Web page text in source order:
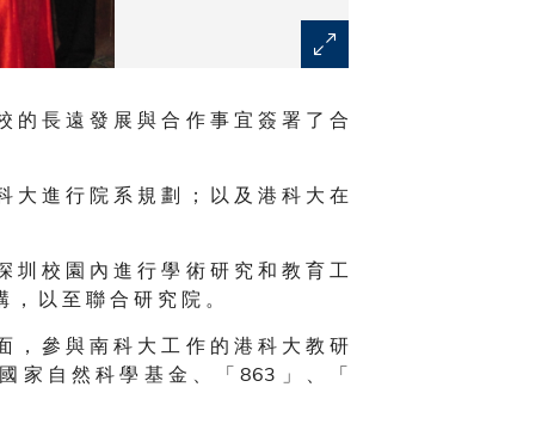
的 長 遠 發 展 與 合 作 事 宜 簽 署 了 合
大 進 行 院 系 規 劃 ； 以 及 港 科 大 在
圳 校 園 內 進 行 學 術 研 究 和 教 育 工
以 至 聯 合 研 究 院 。
， 參 與 南 科 大 工 作 的 港 科 大 教 研
家 自 然 科 學 基 金 、 「 863 」 、 「